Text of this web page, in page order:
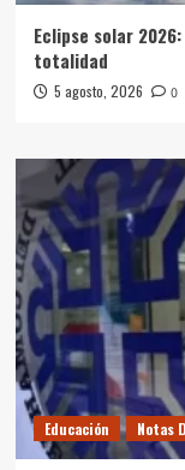
Eclipse solar
totalidad
5 agosto, 2026 0
Educación Notas